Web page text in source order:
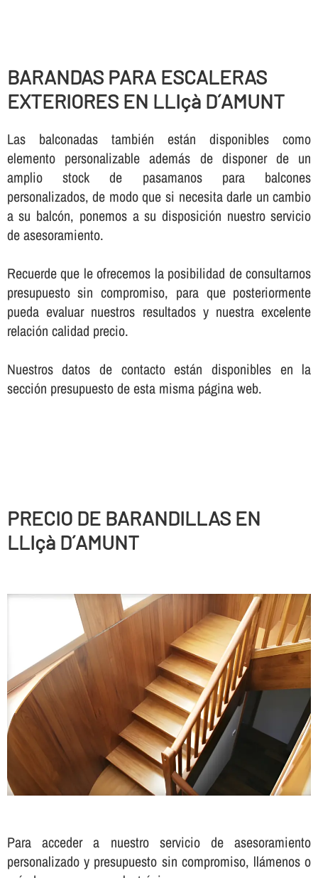
BARANDAS PARA ESCALERAS
EXTERIORES EN LLIçà D´AMUNT
Las balconadas también están disponibles como
elemento personalizable además de disponer de un
amplio stock de pasamanos para balcones
personalizados, de modo que si necesita darle un cambio
a su balcón, ponemos a su disposición nuestro servicio
de asesoramiento.
Recuerde que le ofrecemos la posibilidad de consultarnos
presupuesto sin compromiso, para que posteriormente
pueda evaluar nuestros resultados y nuestra excelente
relación calidad precio.
Nuestros datos de contacto están disponibles en la
sección presupuesto de esta misma página web.
PRECIO DE BARANDILLAS EN
LLIçà D´AMUNT
Para acceder a nuestro servicio de asesoramiento
personalizado y presupuesto sin compromiso, llámenos o